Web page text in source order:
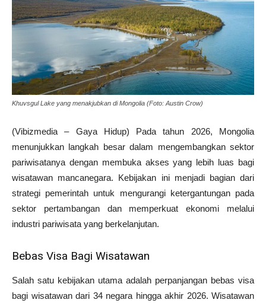
Khuvsgul Lake yang menakjubkan di Mongolia (Foto: Austin Crow)
(Vibizmedia – Gaya Hidup) Pada tahun 2026, Mongolia
menunjukkan langkah besar dalam mengembangkan sektor
pariwisatanya dengan membuka akses yang lebih luas bagi
wisatawan mancanegara. Kebijakan ini menjadi bagian dari
strategi pemerintah untuk mengurangi ketergantungan pada
sektor pertambangan dan memperkuat ekonomi melalui
industri pariwisata yang berkelanjutan.
Bebas Visa Bagi Wisatawan
Salah satu kebijakan utama adalah perpanjangan bebas visa
bagi wisatawan dari 34 negara hingga akhir 2026. Wisatawan